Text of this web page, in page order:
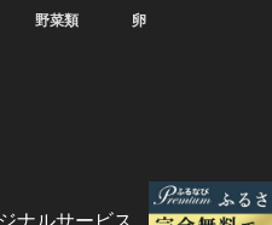
野菜類
卵